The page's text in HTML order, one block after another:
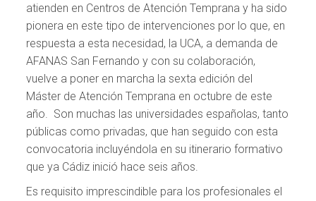
atienden en Centros de Atención Temprana y ha sido
pionera en este tipo de intervenciones por lo que, en
respuesta a esta necesidad, la UCA, a demanda de
AFANAS San Fernando y con su colaboración,
vuelve a poner en marcha la sexta edición del
Máster de Atención Temprana en octubre de este
año. Son muchas las universidades españolas, tanto
públicas como privadas, que han seguido con esta
convocatoria incluyéndola en su itinerario formativo
que ya Cádiz inició hace seis años.
Es requisito imprescindible para los profesionales el